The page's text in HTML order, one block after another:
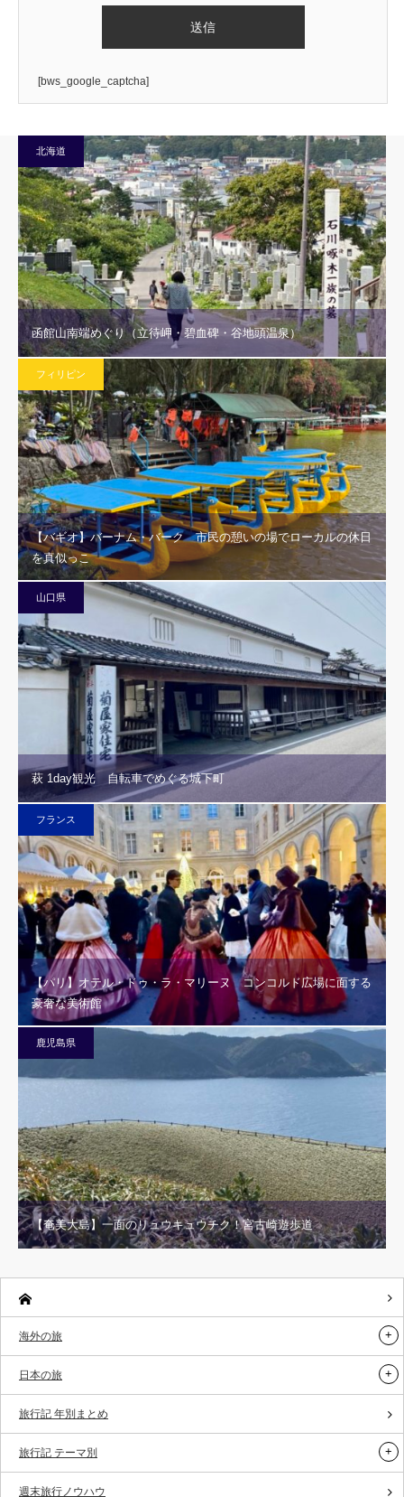
[bws_google_captcha]
北海道
函館山南端めぐり（立待岬・碧血碑・谷地頭温泉）
フィリピン
【バギオ】バーナム・バーク 市民の憩いの場でローカルの休日
を真似っこ
山口県
萩 1day観光 自転車でめぐる城下町
フランス
【パリ】オテル・ドゥ・ラ・マリーヌ コンコルド広場に面する
豪奢な美術館
鹿児島県
【奄美大島】一面のリュウキュウチク！宮古崎遊歩道
海外の旅
日本の旅
旅行記 年別まとめ
旅行記 テーマ別
週末旅行ノウハウ